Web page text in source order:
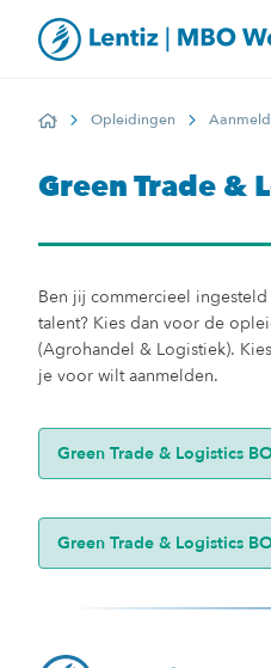
HomeOpleidingen
Green Trade &
Ben jij commercieel
talent? Kies dan voor de
(Agrohandel & Logistiek).
je voor wilt aanmelden.
Green Trade & Logistics
Green Trade & Logistics